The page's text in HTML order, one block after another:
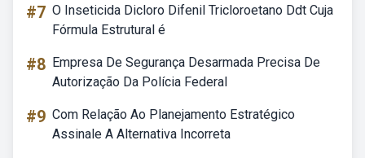
#7 O Inseticida Dicloro Difenil Tricloroetano Ddt Cuja
Fórmula Estrutural é
#8 Empresa De Segurança Desarmada Precisa De
Autorização Da Polícia Federal
#9 Com Relação Ao Planejamento Estratégico
Assinale A Alternativa Incorreta